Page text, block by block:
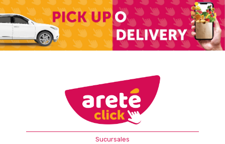
Sucursales